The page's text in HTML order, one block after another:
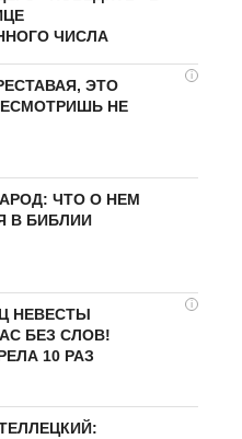
ЧИСЛА
i
ЭТО
НЕ
ЧТО О НЕМ
В БИБЛИИ
i
НЕВЕСТЫ
БЕЗ СЛОВ!
10 РАЗ